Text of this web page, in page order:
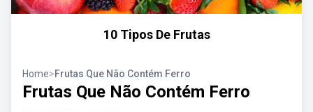
10 Tipos De Frutas
Home>Frutas Que Não Contém Ferro
Frutas Que Não Contém Ferro